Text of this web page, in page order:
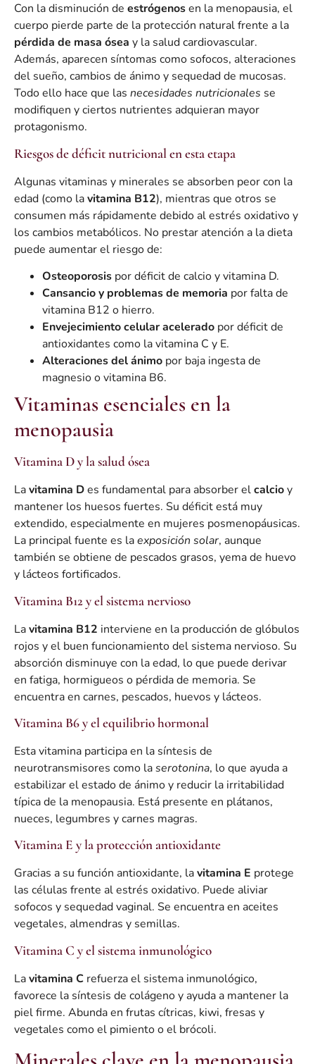
Con la disminución de estrógenosen la menopausia, el
cuerpo pierde parte de la protección natural frente a la
pérdida de masa ósea y la salud cardiovascular.
Además, aparecen síntomas como sofocos, alteraciones
del sueño, cambios de ánimo y sequedad de mucosas.
Todo ello hace que las necesidades nutricionales se
modifiquen y ciertos nutrientes adquieran mayor
protagonismo.
Riesgos de déficit nutricional en esta etapa
Algunas vitaminas y minerales se absorben peor con la
edad (como lavitamina B12), mientras que otros se
consumen más rápidamente debido al estrés oxidativo y
los cambios metabólicos. No prestar atención a la dieta
puede aumentar el riesgo de:
Osteoporosis por déficit de calcio y vitamina D.
Cansancio y problemas de memoria por falta de
vitamina B12 o hierro.
Envejecimiento celular acelerado por déficit de
antioxidantes como la vitamina C y E.
Alteraciones del ánimo por baja ingesta de
magnesio o vitamina B6.
Vitaminas esenciales en la
menopausia
Vitamina D y la salud ósea
Lavitamina Des fundamental para absorber elcalcioy
mantener los huesos fuertes. Su déficit está muy
extendido, especialmente en mujeres posmenopáusicas.
La principal fuente es laexposición solar, aunque
también se obtiene de pescados grasos, yema de huevo
y lácteos fortificados.
Vitamina B12 y el sistema nervioso
Lavitamina B12 interviene en la producción de glóbulos
rojos y el buen funcionamiento del sistema nervioso. Su
absorción disminuye con la edad, lo que puede derivar
en fatiga, hormigueos o pérdida de memoria. Se
encuentra en carnes, pescados, huevos y lácteos.
Vitamina B6 y el equilibrio hormonal
Esta vitamina participa en la síntesis de
neurotransmisores como laserotonina, lo que ayuda a
estabilizar el estado de ánimo y reducir la irritabilidad
típica de la menopausia. Está presente en plátanos,
nueces, legumbres y carnes magras.
Vitamina E y la protección antioxidante
Gracias a su función antioxidante, lavitamina E protege
las células frente al estrés oxidativo. Puede aliviar
sofocos y sequedad vaginal. Se encuentra en aceites
vegetales, almendras y semillas.
Vitamina C y el sistema inmunológico
Lavitamina C refuerza el sistema inmunológico,
favorece la síntesis de colágeno y ayuda a mantener la
piel firme. Abunda en frutas cítricas, kiwi, fresas y
vegetales como el pimiento o el brócoli.